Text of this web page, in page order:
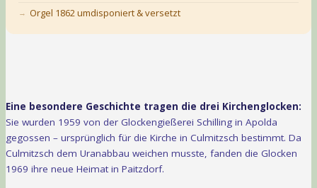
Orgel 1862 umdisponiert & versetzt
Eine besondere Geschichte tragen die drei Kirchenglocken:
Sie wurden 1959 von der Glockengießerei Schilling in Apolda
gegossen – ursprünglich für die Kirche in Culmitzsch bestimmt. Da
Culmitzsch dem Uranabbau weichen musste, fanden die Glocken
1969 ihre neue Heimat in Paitzdorf.